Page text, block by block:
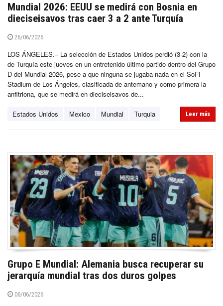
Mundial 2026: EEUU se medirá con Bosnia en
dieciseisavos tras caer 3 a 2 ante Turquía
26/06/2026
LOS ÁNGELES.– La selección de Estados Unidos perdió (3-2) con la
de Turquía este jueves en un entretenido último partido dentro del Grupo
D del Mundial 2026, pese a que ninguna se jugaba nada en el SoFi
Stadium de Los Ángeles, clasificada de antemano y como primera la
anfitriona, que se medirá en dieciseisavos de...
Estados Unidos Mexico Mundial Turquia Leer más
Grupo E Mundial: Alemania busca recuperar su
jerarquía mundial tras dos duros golpes
06/06/2026